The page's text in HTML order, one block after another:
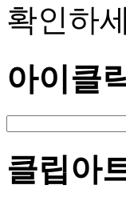
확인하
아이클
클립아